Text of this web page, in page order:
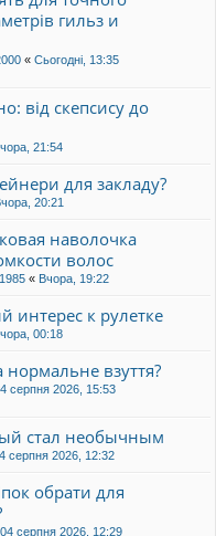
гильз и
« Сьогодні, 13:35
від скепсису до
21:54
для закладу?
20:21
наволочка
волос
« Вчора, 19:22
интерес к рулетке
00:18
нормальне взуття?
серпня 2026, 15:53
стал необычным
серпня 2026, 12:32
обрати для
04 серпня 2026, 12:29